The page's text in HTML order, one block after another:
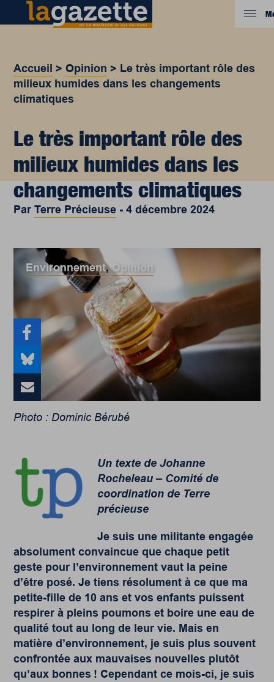
Accueil >Opinion > Le très important rôle des
milieux humides dans les changements
climatiques
Le très important rôle des
milieux humides dans les
changements climatiques
ParTerre Précieuse -4 décembre 2024
Environnement,Opinion
Photo : Dominic Bérubé
Un texte de Johanne
Rocheleau – Comité de
coordination de Terre
précieuse
Je suis une militante engagée
absolument convaincue que chaque petit
geste pour l’environnement vaut la peine
d’être posé. Je tiens résolument à ce que ma
petite-fille de 10 ans et vos enfants puissent
respirer à pleins poumons et boire une eau de
qualité tout au long de leur vie. Mais en
matière d’environnement, je suis plus souvent
confrontée aux mauvaises nouvelles plutôt
qu’aux bonnes ! Cependant ce mois-ci, je suis